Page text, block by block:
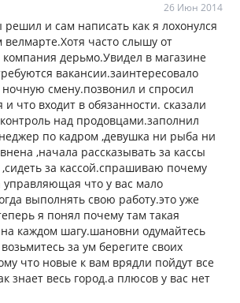
26 Июн 2014
и сам написать как я лохонулся
велмарте.Хотя часто слышу от
компания дерьмо.Увидел в магазине
вакансии.заинтересовало
смену.позвонил и спросил
и что входит в обязанности. сказали
над продовцами.заполнил
по кадром ,девушка ни рыба ни
,начала рассказывать за кассы
,сидеть за кассой.спрашиваю почему
управляющая что у вас мало
выполнять свою работу.это уже
я понял почему там такая
на каждом шагу.шановни одумайтесь
за ум берегите своих
что новые к вам врядли пойдут все
знает весь город.а плюсов у вас нет